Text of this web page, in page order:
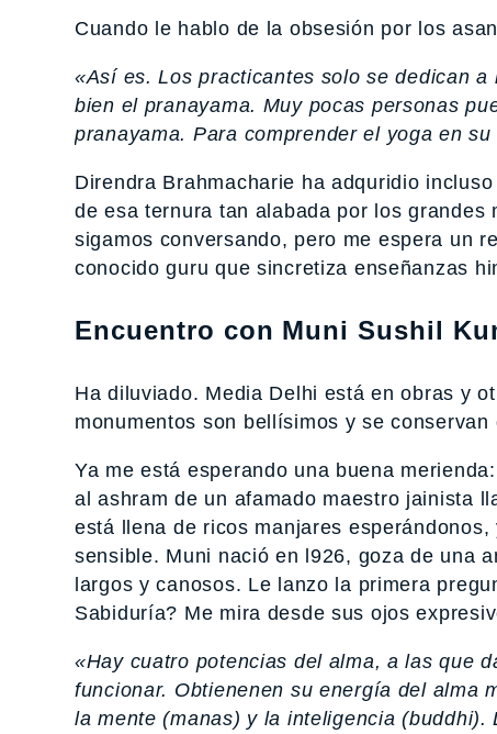
Cuando le hablo de la obsesión por los
«Así es. Los practicantes solo se dedican
bien el pranayama. Muy pocas personas
pranayama. Para comprender el yoga en
Direndra Brahmacharie ha adquridio
de esa ternura tan alabada por los
sigamos conversando, pero me espera un
conocido guru que sincretiza enseñanzas
Encuentro con Muni Sushil
Ha diluviado. Media Delhi está en obras y
monumentos son bellísimos y se conservan
Ya me está esperando una buena
al ashram de un afamado maestro jainista
está llena de ricos manjares
sensible. Muni nació en l926, goza de una
largos y canosos. Le lanzo la primera
Sabiduría? Me mira desde sus ojos
«Hay cuatro potencias del alma, a las que
funcionar. Obtienenen su energía del alma
la mente (manas) y la inteligencia